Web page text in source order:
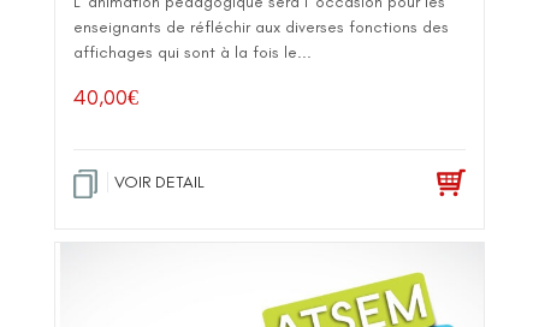
enseignants de réfléchir aux diverses fonctions des
affichages qui sont à la fois le...
40,00€
VOIR DETAIL